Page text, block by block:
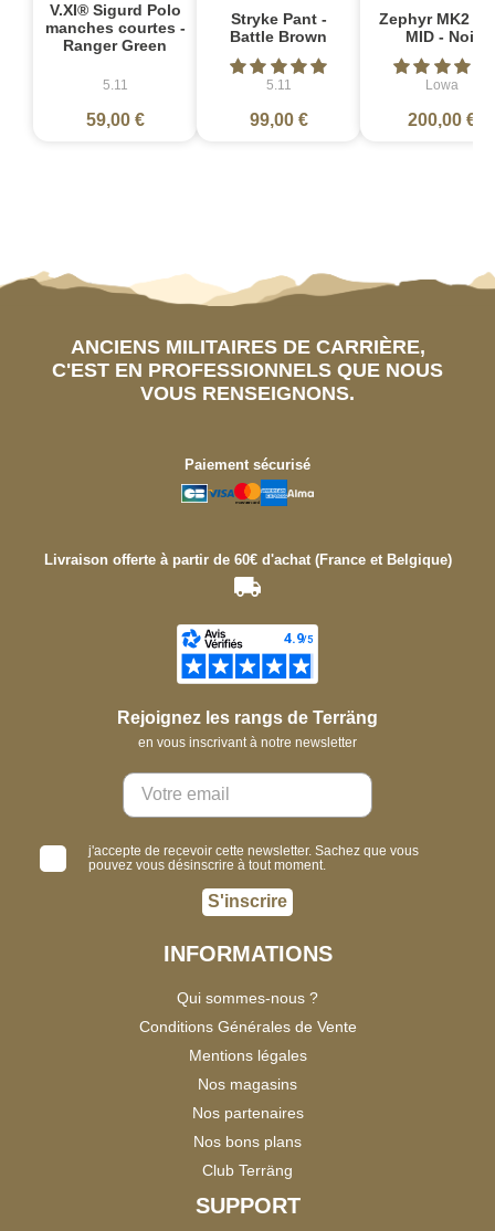
V.XI® Sigurd Polo
manches courtes -
Ranger Green
5.11
59,00 €
Stryke Pant -
Battle Brown
5.11
99,00 €
Zephyr MK2
MID - Noir
Lowa
200,00 €
ANCIENS MILITAIRES DE CARRIÈRE,
C'EST EN PROFESSIONNELS QUE NOUS
VOUS RENSEIGNONS.
Paiement sécurisé
Livraison offerte à partir de 60€ d'achat (France et Belgique)
Rejoignez les rangs de Terräng
en vous inscrivant à notre newsletter
j'accepte de recevoir cette newsletter. Sachez que vous
pouvez vous désinscrire à tout moment.
S'inscrire
INFORMATIONS
Qui sommes-nous ?
Conditions Générales de Vente
Mentions légales
Nos magasins
Nos partenaires
Nos bons plans
Club Terräng
SUPPORT